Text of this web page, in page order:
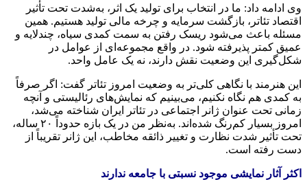
وی ادامه داد: ما در انتخاب برای تولید یک اثر، به‌شدت تحت تأثیر
اقتصاد تئاتر، بازگشت سرمایه و چرخه مالی تولید هستیم. همین
مسئله باعث می‌شود ریسک رفتن به سمت کمدی سیاه، چندلایه و
عمیق کمتر پذیرفته شود. در واقع مجموعه‌ای از عوامل در
شکل‌گیری این وضعیت نقش دارند، نه یک عامل واحد.
این هنرمند با نگاهی کلی‌تر به وضعیت امروز تئاتر گفت: اگر صرفاً
به کمدی هم نگاه نکنیم، می‌بینیم که نمایش‌های رئالیستی و آنچه
زمانی تحت عنوان ژانر اجتماعی در تئاتر ایران شناخته می‌شد،
امروز بسیار کم‌رنگ شده‌اند. به‌نظر من در یک بازه حدوداً ۲۰ ساله،
تحت تأثیر شدت نظارت و تغییر ذائقه مخاطب، این ژانر تقریباً از
دست رفته است.
اکثر آثار نمایشی موجود نسبتی با جامعه ندارند